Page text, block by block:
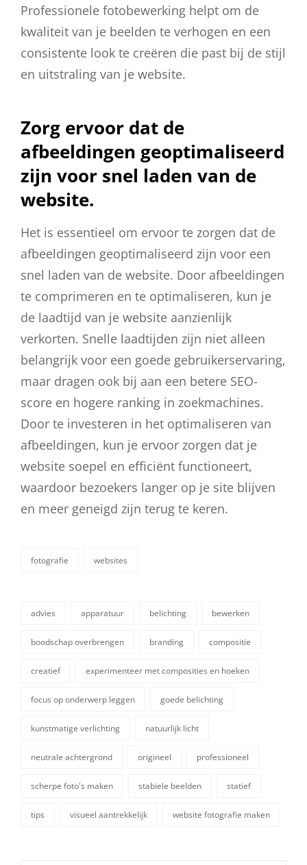
Professionele fotobewerking helpt om de
kwaliteit van je beelden te verhogen en een
consistente look te creëren die past bij de stijl
en uitstraling van je website.
Zorg ervoor dat de
afbeeldingen geoptimaliseerd
zijn voor snel laden van de
website.
Het is essentieel om ervoor te zorgen dat de
afbeeldingen geoptimaliseerd zijn voor een
snel laden van de website. Door afbeeldingen
te comprimeren en te optimaliseren, kun je
de laadtijd van je website aanzienlijk
verkorten. Snelle laadtijden zijn niet alleen
belangrijk voor een goede gebruikerservaring,
maar dragen ook bij aan een betere SEO-
score en hogere ranking in zoekmachines.
Door te investeren in het optimaliseren van
afbeeldingen, kun je ervoor zorgen dat je
website soepel en efficiënt functioneert,
waardoor bezoekers langer op je site blijven
en meer geneigd zijn terug te keren.
categorieën
fotografie websites
advies apparatuur belichting bewerken
boodschap overbrengen branding compositie
creatief experimenteer met composities en hoeken
focus op onderwerp leggen goede belichting
kunstmatige verlichting natuurlijk licht
neutrale achtergrond origineel professioneel
scherpe foto's maken stabiele beelden statief
tips visueel aantrekkelijk website fotografie maken